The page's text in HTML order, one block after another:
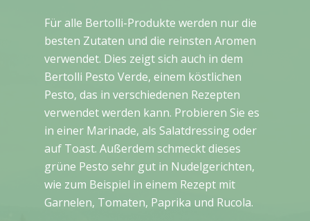
Für alle Bertolli-Produkte werden nur die
besten Zutaten und die reinsten Aromen
verwendet. Dies zeigt sich auch in dem
Bertolli Pesto Verde, einem köstlichen
Pesto, das in verschiedenen Rezepten
verwendet werden kann. Probieren Sie es
in einer Marinade, als Salatdressing oder
auf Toast. Außerdem schmeckt dieses
grüne Pesto sehr gut in Nudelgerichten,
wie zum Beispiel in einem Rezept mit
Garnelen, Tomaten, Paprika und Rucola.